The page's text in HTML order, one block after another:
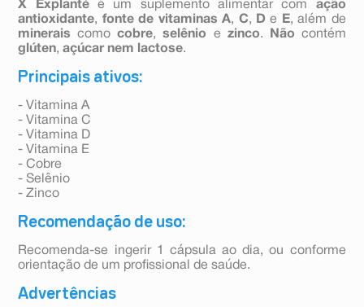
X Explantéé um suplemento alimentar com ação
antioxidante, fonte de vitaminas A, C, De E, além de
mineraiscomocobre,selênio e zinco. Não contém
glúten,açúcar nem lactose.
Principais ativos:
- Vitamina A
- Vitamina C
- Vitamina D
- Vitamina E
- Cobre
- Selênio
- Zinco
Recomendação de uso:
Recomenda-se ingerir 1 cápsula ao dia, ou conforme
orientação de um profissional de saúde.
Advertências